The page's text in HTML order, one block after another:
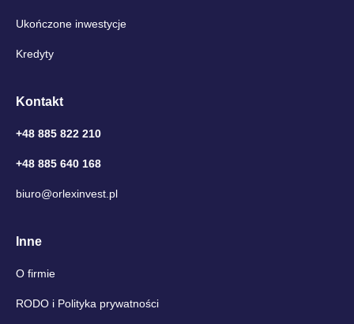
Ukończone inwestycje
Kredyty
Kontakt
+48 885 822 210
+48 885 640 168
biuro@orlexinvest.pl
Inne
O firmie
RODO i Polityka prywatności